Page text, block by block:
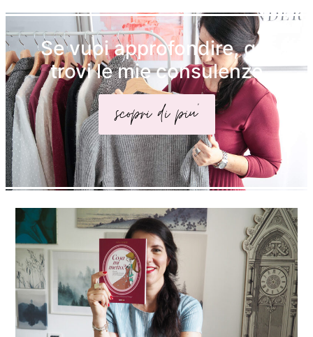
Se vuoi approfondire, qui
trovi le mie consulenze
scopri di piu'